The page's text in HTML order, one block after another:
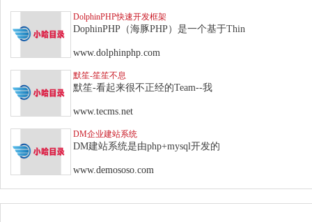
DolphinPHP快速开发框架
DophinPHP（海豚PHP）是一个基于Thin
www.dolphinphp.com
默笙-笙笙不息
默笙-看起来很不正经的Team--我
www.tecms.net
DM企业建站系统
DM建站系统是由php+mysql开发的
www.demososo.com